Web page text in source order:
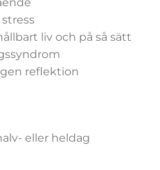
liv och på så sätt
reflektion
eller heldag